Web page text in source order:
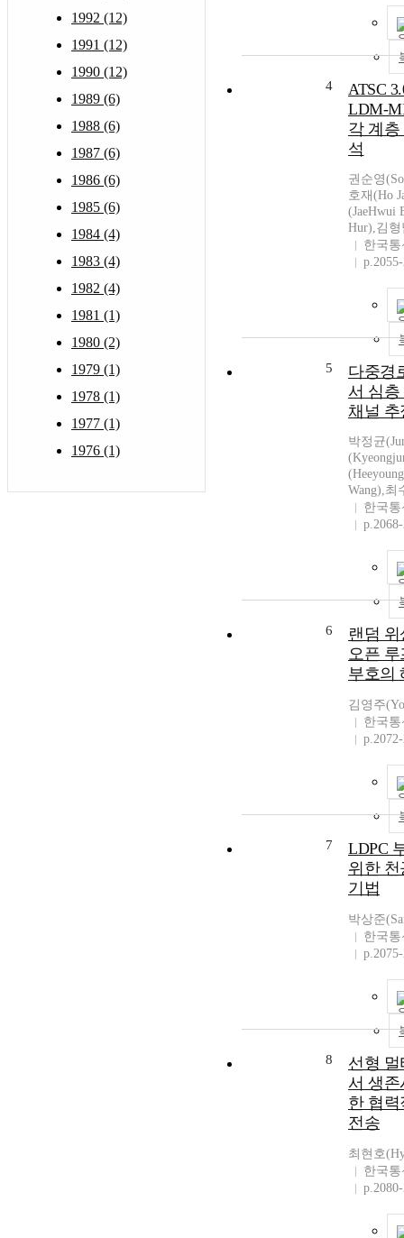
1992 (12)
1991 (12)
1990 (12)
1989 (6)
1988 (6)
1987 (6)
1986 (6)
1985 (6)
1984 (4)
1983 (4)
1982 (4)
1981 (1)
1980 (2)
1979 (1)
1978 (1)
1977 (1)
1976 (1)
4
ATSC
LDM-
각 계층
석
권순영
호재(Ho
(JaeHwui
Hur),김형
한국
5
다중경
서 심
채널 추
박정균
Wang),최
한국
6
랜덤
오픈
부호의
김영주
한국
7
LDPC
위한
기법
박상준
한국
8
선형
서 생
한 협
전송
최현호
한국